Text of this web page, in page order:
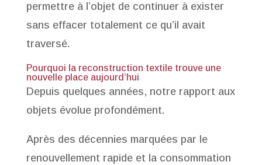
permettre à l’objet de continuer à exister
sans effacer totalement ce qu’il avait
traversé.
Pourquoi la reconstruction textile trouve une
nouvelle place aujourd’hui
Depuis quelques années, notre rapport aux
objets évolue profondément.
Après des décennies marquées par le
renouvellement rapide et la consommation